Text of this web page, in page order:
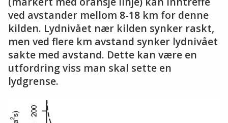
ved avstander mellom 8-18 km for denne
kilden. Lydnivået nær kilden synker raskt,
men ved flere km avstand synker lydnivået
sakte med avstand. Dette kan være en
utfordring viss man skal sette en
lydgrense.